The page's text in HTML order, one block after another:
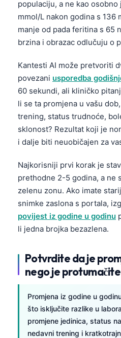
populaciju, a ne kao osobno
mmol/L nakon godina s 136
manje od pada feritina s 65
brzina i obrazac odlučuju o
Kantesti AI može pretvoriti
povezani usporedba
60 sekundi, ali kliničko
li se ta promjena u vašu
trening, status trudnoće,
sklonost? Rezultat koji je
i dalje biti neuobičajen za
Najkorisniji prvi korak je
prethodne 2-5 godina, a ne
zelenu zonu. Ako imate
snimke zaslona s portala,
povijest iz godine u godinu
li jedna brojka bezazlena.
Potvrdite da je
nego je protumačite
Promjena iz godine u
što isključite razlike u
promjene jedinica, status
nedavni trening i